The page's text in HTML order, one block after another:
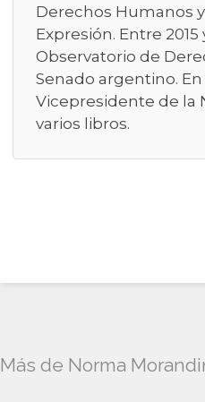
Derechos Humanos
Expresión. Entre 2015
Observatorio de
Senado argentino. En
Vicepresidente de la
varios libros.
Más de Norma